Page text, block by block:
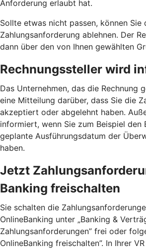
Anforderung erlaubt hat.
Sollte etwas nicht passen, können Sie
Zahlungsanforderung ablehnen. Der
dann über den von Ihnen gewählten
Rechnungssteller wird
Das Unternehmen, das die Rechnung
eine Mitteilung darüber, dass Sie die
akzeptiert oder abgelehnt haben.
informiert, wenn Sie zum Beispiel den
geplante Ausführungsdatum der
haben.
Jetzt
Banking freischalten
Sie schalten die
OnlineBanking unter „Banking &
Zahlungsanforderungen”­ frei oder
OnlineBanking freischalten”. In Ihrer